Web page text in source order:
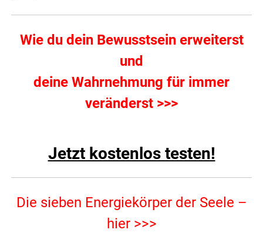
Wie du dein Bewusstsein erweiterst
und
deine Wahrnehmung für immer
veränderst >>>
Jetzt kostenlos testen!
Die sieben Energiekörper der Seele –
hier >>>